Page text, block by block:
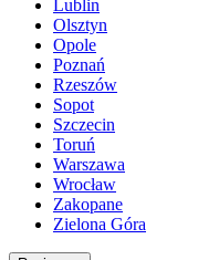
Lublin
Olsztyn
Opole
Poznań
Rzeszów
Sopot
Szczecin
Toruń
Warszawa
Wrocław
Zakopane
Zielona Góra